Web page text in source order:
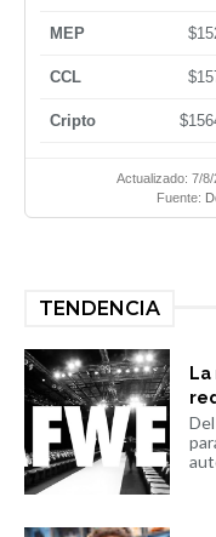
MEP
CCL
Cripto
Actualizado: 7/
Fuente:
TENDENCIA